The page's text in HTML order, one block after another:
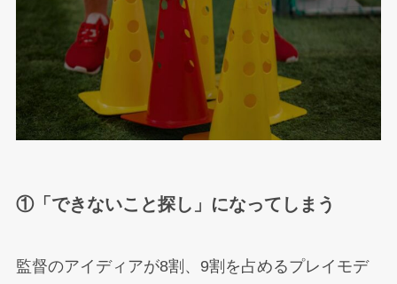
①「できないこと探し」になってしまう
監督のアイディアが8割、9割を占めるプレイモデ